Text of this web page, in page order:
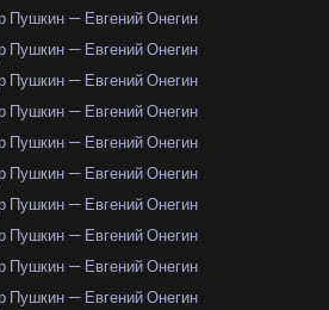
Пушкин — Евгений Онегин
Пушкин — Евгений Онегин
Пушкин — Евгений Онегин
Пушкин — Евгений Онегин
Пушкин — Евгений Онегин
Пушкин — Евгений Онегин
Пушкин — Евгений Онегин
Пушкин — Евгений Онегин
Пушкин — Евгений Онегин
Пушкин — Евгений Онегин